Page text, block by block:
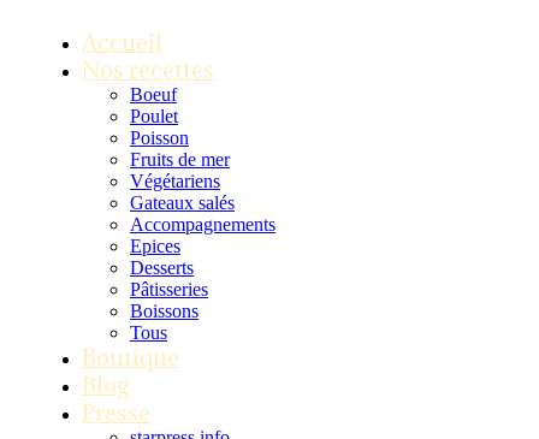
Accueil
Nos recettes
Boeuf
Poulet
Poisson
Fruits de mer
Végétariens
Gateaux salés
Accompagnements
Epices
Desserts
Pâtisseries
Boissons
Tous
Boutique
Blog
Presse